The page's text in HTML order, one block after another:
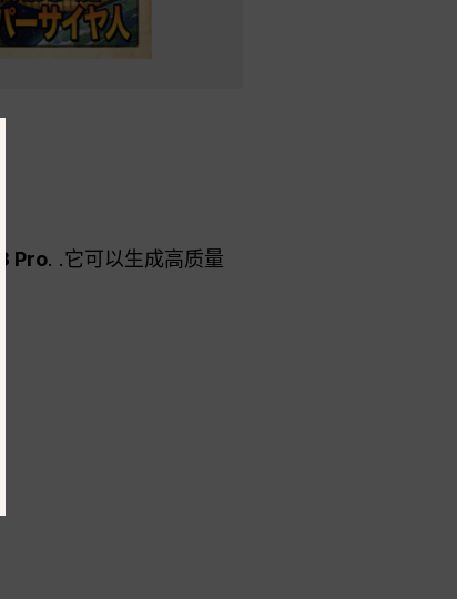
Pro. .它可以生成高质量